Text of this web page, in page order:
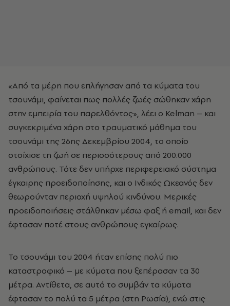
«Από τα μέρη που επλήγησαν από τα κύματα του
τσουνάμι, φαίνεται πως πολλές ζωές σώθηκαν χάρη
στην εμπειρία του παρελθόντος», λέει ο Kelman – και
συγκεκριμένα χάρη στο τραυματικό μάθημα του
τσουνάμι της 26ης Δεκεμβρίου 2004, το οποίο
στοίχισε τη ζωή σε περισσότερους από 200.000
ανθρώπους. Τότε δεν υπήρχε περιφερειακό σύστημα
έγκαιρης προειδοποίησης, και ο Ινδικός Ωκεανός δεν
θεωρούνταν περιοχή υψηλού κινδύνου. Μερικές
προειδοποιήσεις στάλθηκαν μέσω φαξ ή email, και δεν
έφτασαν ποτέ στους ανθρώπους εγκαίρως.
Το τσουνάμι του 2004 ήταν επίσης πολύ πιο
καταστροφικό – με κύματα που ξεπέρασαν τα 30
μέτρα. Αντίθετα, σε αυτό το συμβάν τα κύματα
έφτασαν το πολύ τα 5 μέτρα (στη Ρωσία), ενώ στις